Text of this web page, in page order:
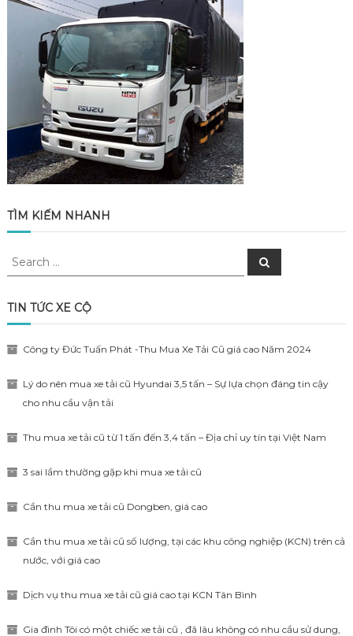
TÌM KIẾM NHANH
Search
Search
TIN TỨC XE CỘ
Công ty Đức Tuấn Phát -Thu Mua Xe Tải Cũ giá cao Năm 2024
Lý do nên mua xe tải cũ Hyundai 3,5 tấn – Sự lựa chọn đáng tin cậy
cho nhu cầu vận tải
Thu mua xe tải cũ từ 1 tấn đến 3,4 tấn – Địa chỉ uy tín tại Việt Nam
3 sai lầm thường gặp khi mua xe tải cũ
Cần thu mua xe tải cũ Dongben, giá cao
Cần thu mua xe tải cũ số lượng, tại các khu công nghiệp (KCN) trên cả
nước, với giá cao
Dịch vụ thu mua xe tải cũ giá cao tại KCN Tân Bình
Gia đình Tôi có một chiếc xe tải cũ , đã lâu không có nhu cầu sử dung,